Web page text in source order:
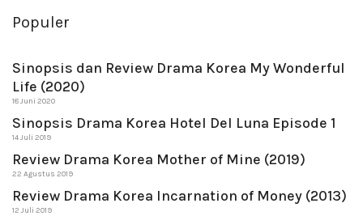
Populer
Sinopsis dan Review Drama Korea My Wonderful
Life (2020)
18 Juni 2020
Sinopsis Drama Korea Hotel Del Luna Episode 1
14 Juli 2019
Review Drama Korea Mother of Mine (2019)
22 Agustus 2019
Review Drama Korea Incarnation of Money (2013)
12 Juli 2019